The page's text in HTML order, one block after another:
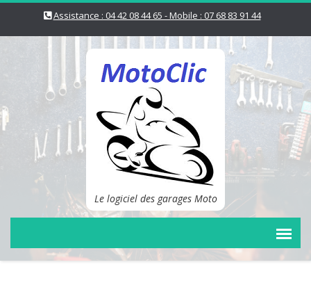
Assistance : 04 42 08 44 65 - Mobile : 07 68 83 91 44
Le logiciel des garages Moto